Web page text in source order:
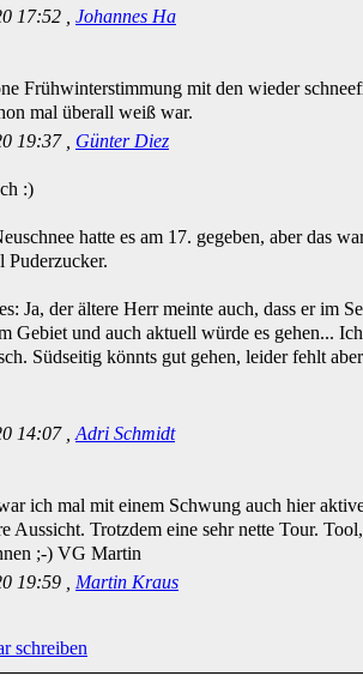
17:52 , Johannes Ha
Frühwinterstimmung mit den wieder
mal überall weiß war.
19:37 , Günter Diez
:)
hatte es am 17. gegeben, aber das
Puderzucker.
Ja, der ältere Herr meinte auch, dass er im
Gebiet und auch aktuell würde es gehen...
Südseitig könnts gut gehen, leider fehlt
14:07 , Adri Schmidt
ich mal mit einem Schwung auch hier
Aussicht. Trotzdem eine sehr nette Tour.
;-) VG Martin
19:59 , Martin Kraus
schreiben